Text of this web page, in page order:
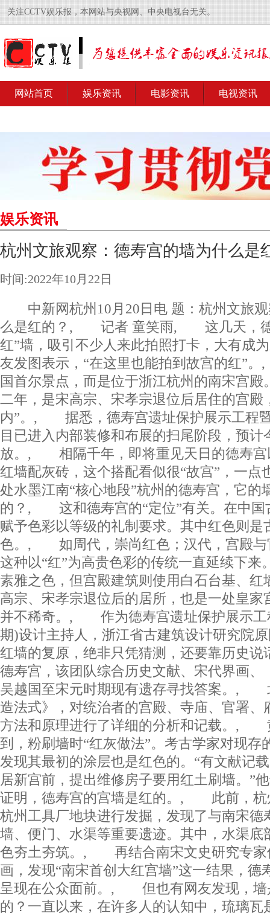
关注CCTV娱乐报，本网站与央视网、中央电视台无关。
网站首页 娱乐资讯 电影资讯 电视资讯
娱乐资讯
杭州文旅观察：德寿宫的墙为什么是
时间:2022年10月22日
中新网杭州10月20日电 题：杭州文旅观
么是红的？, 记者 童笑雨, 这几天，德
红”墙，吸引不少人来此拍照打卡，大有成
友发图表示，“在这里也能拍到故宫的红
国首尔景点，而是位于浙江杭州的南宋宫殿
二年，是宋高宗、宋孝宗退位后居住的宫殿
内”。, 据悉，德寿宫遗址保护展示工程
目已进入内部装修和布展的扫尾阶段，预计
放。, 相隔千年，即将重见天日的德寿宫
红墙配灰砖，这个搭配看似很“故宫”，一
处水墨江南“核心地段”杭州的德寿宫，它的
的？, 这和德寿宫的“定位”有关。在中国
赋予色彩以等级的礼制要求。其中红色则是
色。, 如周代，崇尚红色；汉代，宫殿与
这种以“红”为高贵色彩的传统一直延续下来
素雅之色，但宫殿建筑则使用白石台基
高宗、宋孝宗退位后的居所，也是一处皇家
并不稀奇。, 作为德寿宫遗址保护展示工
期)设计主持人，浙江省古建筑设计研究院
红墙的复原，绝非只凭猜测，还要靠历
德寿宫，该团队综合历史文献、宋代界画、
吴越国至宋元时期现有遗存寻找答案。,
造法式》，对统治者的宫殿、寺庙、官署、
方法和原理进行了详细的分析和记载。,
到，粉刷墙时“红灰做法”。考古学家对现存
发现其最初的涂层也是红色的。“有文献记
居新宫前，提出维修房子要用红土刷墙。”
证明，德寿宫的宫墙是红的。, 此前，杭
杭州工具厂地块进行发掘，发现了与南宋德
墙、便门、水渠等重要遗迹。其中，水渠底
色夯土夯筑。, 再结合南宋文史研究专家
画，发现“南宋首创大红宫墙”这一结果，德
呈现在公众面前。, 但也有网友发现，墙
的？一直以来，在许多人的认知中，琉璃瓦